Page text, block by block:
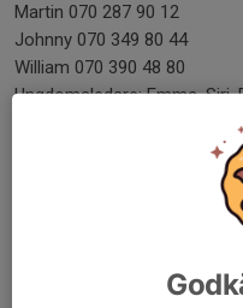
Martin 070 287 90 12
Johnny 070 349 80 44
William 070 390 48 80
Ungdomsledare: Emma, Siri,
OBS denna information
anmält att de ska åka